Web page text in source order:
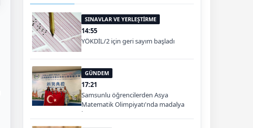
SINAVLAR VE YERLEŞTİRME
14:55
YÖKDİL/2 için geri sayım başladı
GÜNDEM
17:21
Samsunlu öğrencilerden Asya
Matematik Olimpiyatı'nda madalya
başarısı